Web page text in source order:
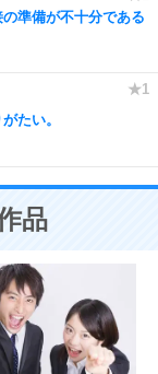
準備が不十分である
たい。
品